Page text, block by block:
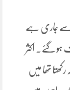
جاری ہے
ہو گئے۔ اکثر
تھا میں